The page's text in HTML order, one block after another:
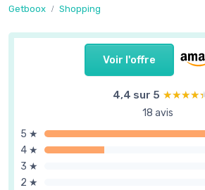
Getboox Shopping
Voir l'offre
4,4 sur 5
18 avis
5 ★
4 ★
3 ★
2 ★